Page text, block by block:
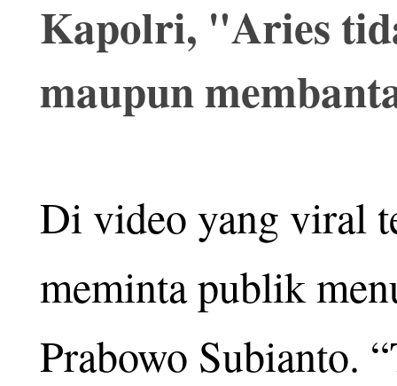
Kapolri, "Aries
maupun
Di video yang viral
meminta publik
Prabowo Subianto.